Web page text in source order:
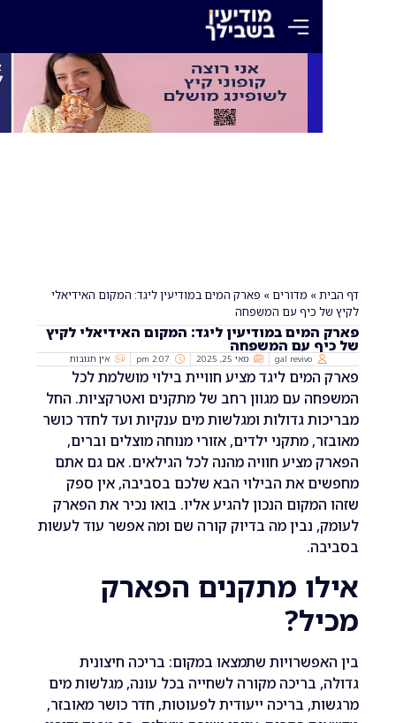
מדורים »פארק המים במודיעין ליגד: המקום האידיאלי
כיף עם המשפחה
במודיעין ליגד: המקום האידיאלי לקיץ
עם המשפחה
מאי 25, 2025 2:07 pm אין תגובות
ליגד מציע חוויית בילוי מושלמת לכל
עם מגוון רחב של מתקנים ואטרקציות. החל
גדולות ומגלשות מים ענקיות ועד לחדר כושר
מתקני ילדים, אזורי מנוחה מוצלים וברים,
מציע חוויה מהנה לכל הגילאים. אם גם אתם
את הבילוי הבא שלכם בסביבה, אין ספק
הנכון להגיע אליו. בואו נכיר את הפארק
נבין מה בדיוק קורה שם ומה אפשר עוד לעשות
מתקנים הפארק
שתמצאו במקום: בריכה חיצונית
בריכה מקורה לשחייה בכל עונה, מגלשות מים
בריכה ייעודית לפעוטות, חדר כושר מאובזר,